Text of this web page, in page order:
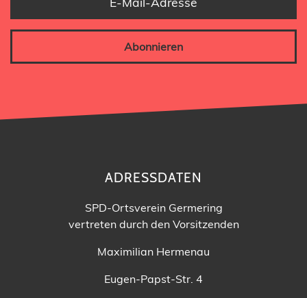
Abonnieren
ADRESSDATEN
SPD-Ortsverein Germering
vertreten durch den Vorsitzenden
Maximilian Hermenau
Eugen-Papst-Str. 4